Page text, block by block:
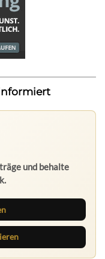
und behalte